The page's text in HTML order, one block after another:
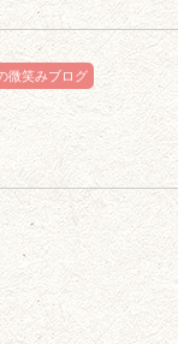
微笑みブログ